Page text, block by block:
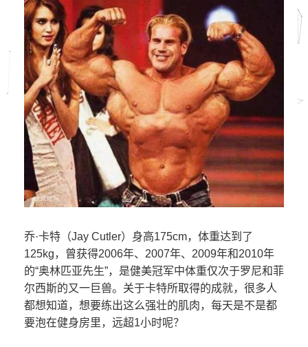
乔·卡特（Jay Cutler）身高175cm，体重达到了
125kg，曾获得2006年、2007年、2009年和2010年
的“奥林匹亚先生”，是健美冠军中体重仅次于罗尼和菲
尔西斯的又一巨兽。关于卡特所取得的成就，很多人
都想知道，想要练出这么强壮的肌肉，每天是不是都
要泡在健身房里，远超1小时呢？